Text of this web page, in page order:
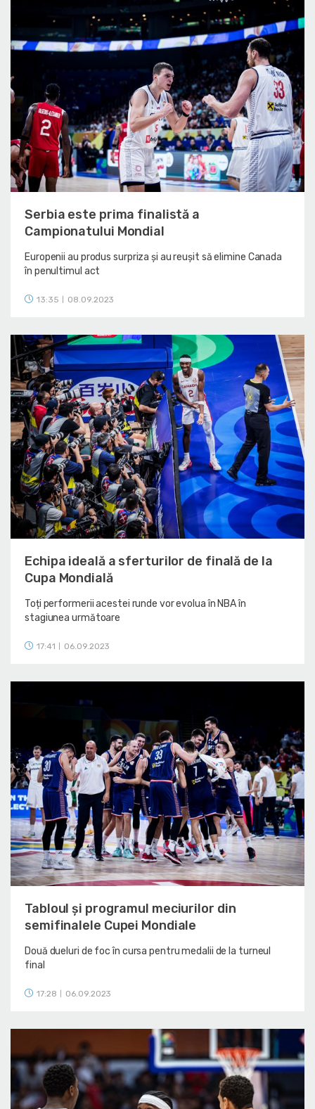
Serbia este prima finalistă a
Campionatului Mondial
Europenii au produs surpriza și au reușit să elimine Canada
în penultimul act
13:35 08.09.2023
Echipa ideală a sferturilor de finală de la
Cupa Mondială
Toți performerii acestei runde vor evolua în NBA în
stagiunea următoare
17:41 06.09.2023
Tabloul și programul meciurilor din
semifinalele Cupei Mondiale
Două dueluri de foc în cursa pentru medalii de la turneul
final
17:28 06.09.2023